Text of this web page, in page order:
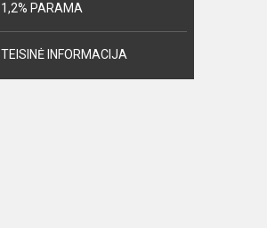
1,2% PARAMA
TEISINĖ INFORMACIJA